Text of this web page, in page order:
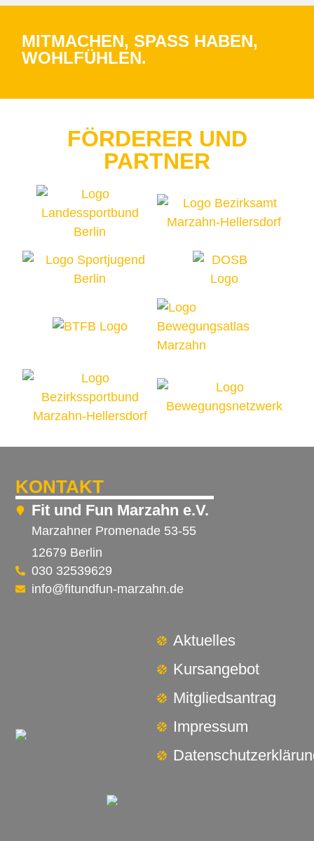
MITMACHEN, SPASS HABEN, W
OHLFÜHLEN.
FÖRDERER UND
PARTNER
KONTAKT
Fit und Fun Marzahn e.V.
Marzahner Promenade 53-55
12679 Berlin
030 32539629
info@fitundfun-marzahn.de
Aktuelles
Kursangebot
Mitgliedsantrag
Impressum